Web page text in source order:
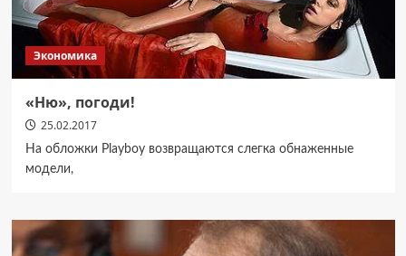
Экономика
«Ню», погоди!
25.02.2017
На обложки Playboy возвращаются слегка обнаженные
модели,